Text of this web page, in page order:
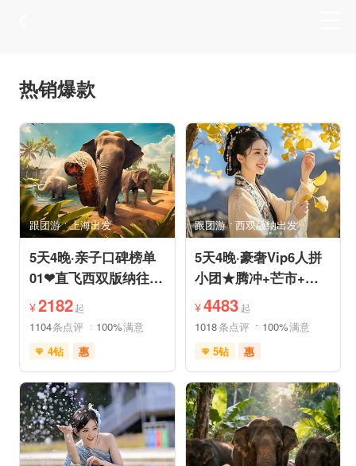
热销爆款
跟团游 上海出发
5天4晚·亲子口碑榜单
01❤直飞西双版纳往返
机票❤拼小团轻奢0购
物纯玩
¥2182起
1104条点评 100%满意
4钻
惠
免费接送机
充足自由时间
品质游
美食享受
摄影之旅
自然山水
动植物园
研学体验
跟团游 西双版纳出发
5天4晚·豪奢Vip6人拼
小团★腾冲+芒市+瑞
丽★直飞往返轻松旅途
¥4483 起
1018条点评 100%满意
5钻
惠
充足自由时间
免费接送机
品质游
祈福之旅
赏花之旅
森林公园
自然山水